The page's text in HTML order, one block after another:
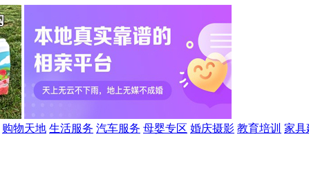
购物天地 生活服务 汽车服务 母婴专区 婚庆摄影 教育培训 家具